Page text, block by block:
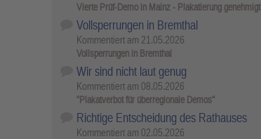
Vierte Prüf-Demo in Mainz - Plakatierung genehmigt
Vollsperrungen in Bremthal
Kommentiert am 21.05.2026
Vollsperrungen in Bremthal
Wir sind nicht laut genug
Kommentiert am 08.05.2026
"Plakatverbot für überregionale Demos"
Richtige Entscheidung des Rathauses
Kommentiert am 02.05.2026